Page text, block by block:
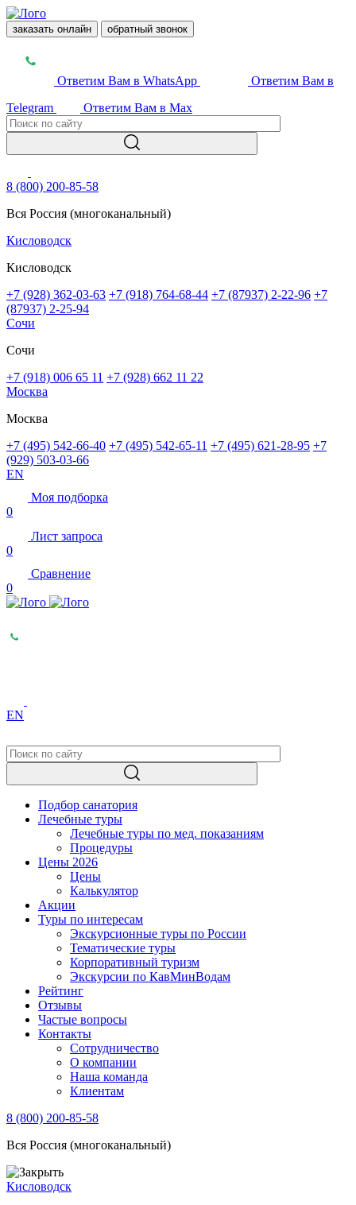
заказать онлайн обратный звонок
Ответим Вам в WhatsApp
Ответим Вам в
Telegram
Ответим Вам в Max
8 (800) 200-85-58
Вся Россия (многоканальный)
Кисловодск
Кисловодск
+7 (928) 362-03-63 +7 (918) 764-68-44 +7 (87937) 2-22-96 +7
(87937) 2-25-94
Сочи
Сочи
+7 (918) 006 65 11 +7 (928) 662 11 22
Москва
Москва
+7 (495) 542-66-40 +7 (495) 542-65-11 +7 (495) 621-28-95 +7
(929) 503-03-66
EN
Моя подборка
0
Лист запроса
0
Сравнение
0
EN
Подбор санатория
Лечебные туры
Лечебные туры по мед. показаниям
Процедуры
Цены 2026
Цены
Калькулятор
Акции
Туры по интересам
Экскурсионные туры по России
Тематические туры
Корпоративный туризм
Экскурсии по КавМинВодам
Рейтинг
Отзывы
Частые вопросы
Контакты
Сотрудничество
О компании
Наша команда
Клиентам
8 (800) 200-85-58
Вся Россия (многоканальный)
Кисловодск